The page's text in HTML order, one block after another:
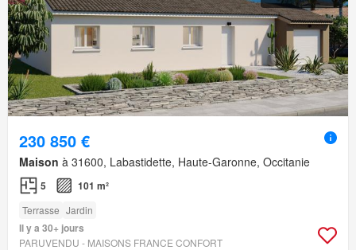
230 850 €
Maison à 31600, Labastidette, Haute-Garonne, Occitanie
5 101 m²
Terrasse Jardin
Il y a 30+ jours
PARUVENDU - MAISONS FRANCE CONFORT